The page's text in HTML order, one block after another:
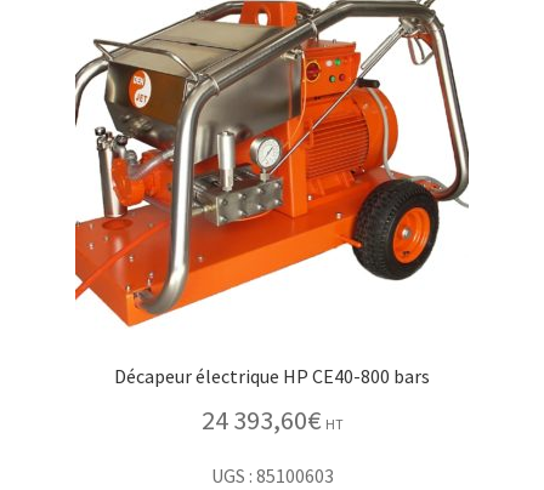
Contact
Décapeur électrique HP CE40-800 bars
24 393,60€ HT
UGS : 85100603